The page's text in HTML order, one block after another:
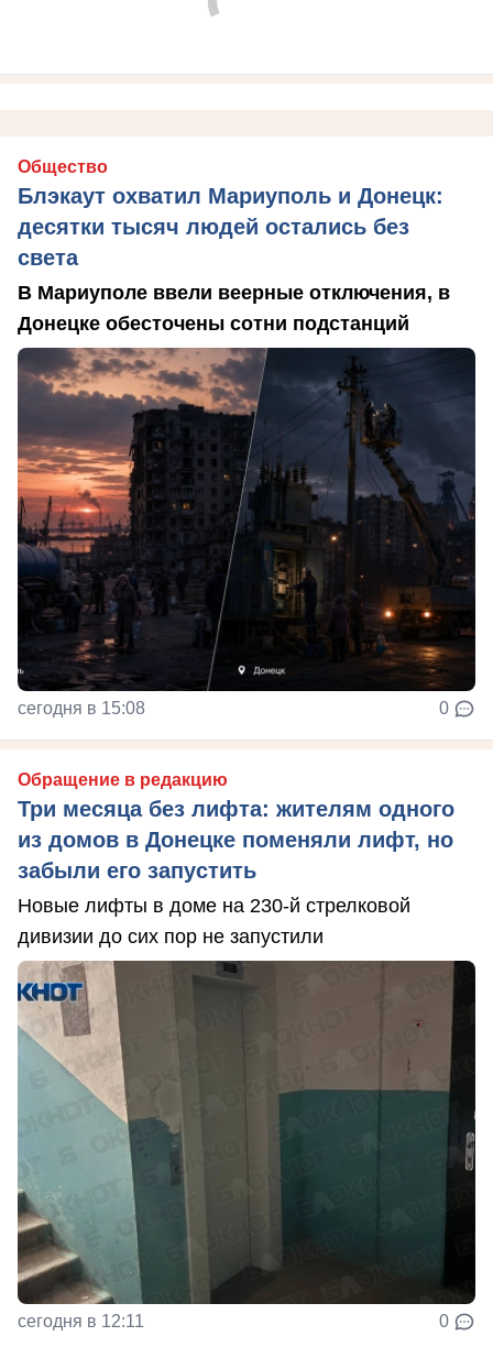
Общество
Блэкаут охватил Мариуполь и Донецк:
десятки тысяч людей остались без
света
В Мариуполе ввели веерные отключения, в
Донецке обесточены сотни подстанций
сегодня в 15:08 0
Обращение в редакцию
Три месяца без лифта: жителям одного
из домов в Донецке поменяли лифт, но
забыли его запустить
Новые лифты в доме на 230-й стрелковой
дивизии до сих пор не запустили
сегодня в 12:11 0